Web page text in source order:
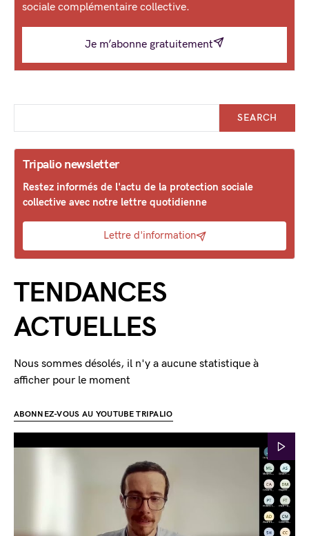
sociale complémentaire collective.
Je m’abonne gratuitement
SEARCH
Tripalio newsletter
Restez informés de l'actu de la protection sociale
collective avec notre lettre quotidienne
Lettre d'information
TENDANCES
ACTUELLES
Nous sommes désolés, il n'y a aucune statistique à
afficher pour le moment
ABONNEZ-VOUS AU YOUTUBE TRIPALIO